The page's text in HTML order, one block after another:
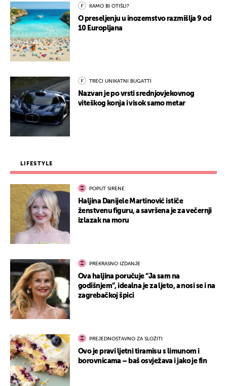
KAMO BI OTIŠLI?
O preseljenju u inozemstvo razmišlja 9 od
10 Europljana
TREĆI UNIKATNI BUGATTI
Nazvan je po vrsti srednjovjekovnog
viteškog konja i visok samo metar
LIFESTYLE
POPUT SIRENE
Haljina Danijele Martinović ističe
ženstvenu figuru, a savršena je za večernji
izlazak na moru
PREKRASNO IZDANJE
Ova haljina poručuje “Ja sam na
godišnjem”, idealna je za ljeto, a nosi se i na
zagrebačkoj špici
PREJEDNOSTAVNO ZA SLOŽITI
Ovo je pravi ljetni tiramisu s limunom i
borovnicama – baš osvježava i jako je fin